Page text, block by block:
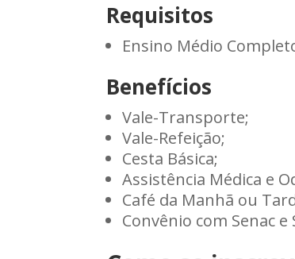
Requisitos
Ensino Médio
Benefícios
Vale-Transporte;
Vale-Refeição;
Cesta Básica;
Assistência Médica e
Café da Manhã ou
Convênio com Senac e